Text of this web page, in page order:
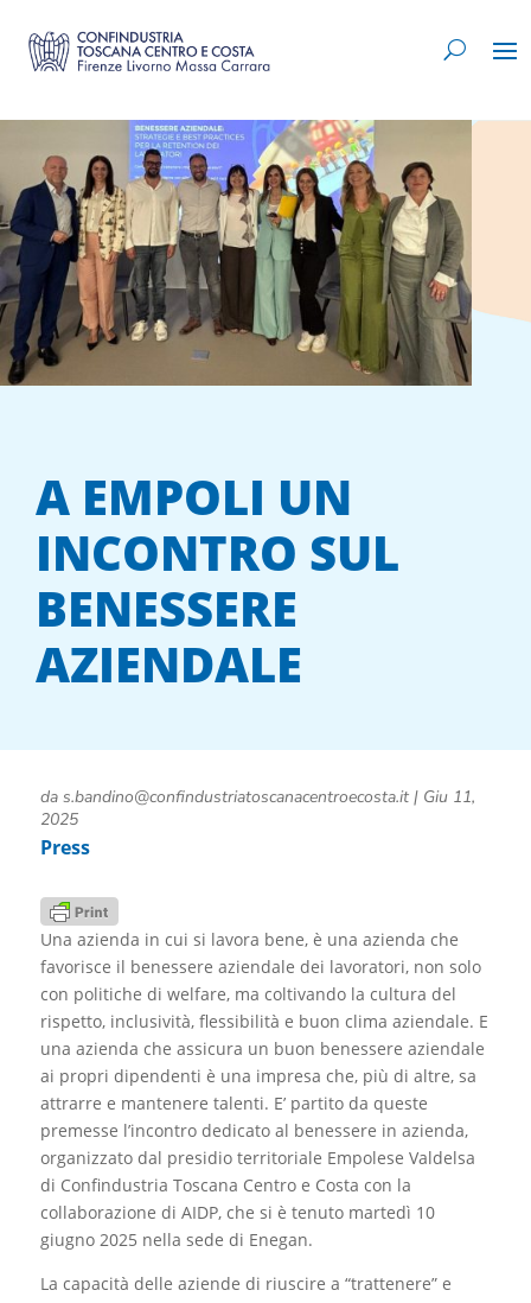
A EMPOLI UN
INCONTRO SUL
BENESSERE
AZIENDALE
da s.bandino@confindustriatoscanacentroecosta.it| Giu 11,
2025
Press
Una azienda in cui si lavora bene, è una azienda che
favorisce il benessere aziendale dei lavoratori, non solo
con politiche di welfare, ma coltivando la cultura del
rispetto, inclusività, flessibilità e buon clima aziendale. E
una azienda che assicura un buon benessere aziendale
ai propri dipendenti è una impresa che, più di altre, sa
attrarre e mantenere talenti. E’ partito da queste
premesse l’incontro dedicato al benessere in azienda,
organizzato dal presidio territoriale Empolese Valdelsa
di Confindustria Toscana Centro e Costa con la
collaborazione di AIDP, che si è tenuto martedì 10
giugno 2025 nella sede di Enegan.
La capacità delle aziende di riuscire a “trattenere” e